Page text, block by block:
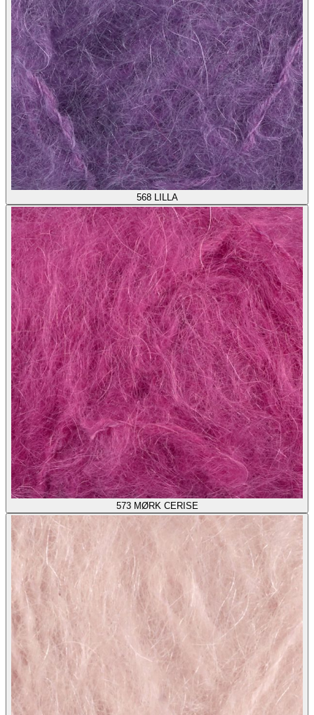
568 LILLA
573 MØRK CERISE